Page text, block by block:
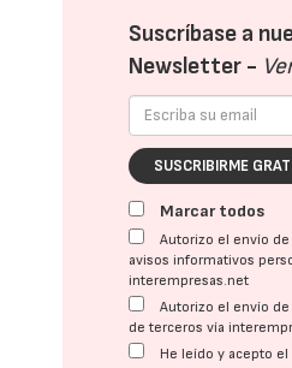
Suscríbase a
Newsletter -
SUSCRIBIRME
Marcar todos
Autorizo el envío
avisos informativos
interempresas.net
Autorizo el envío
de terceros vía
He leído y acepto el